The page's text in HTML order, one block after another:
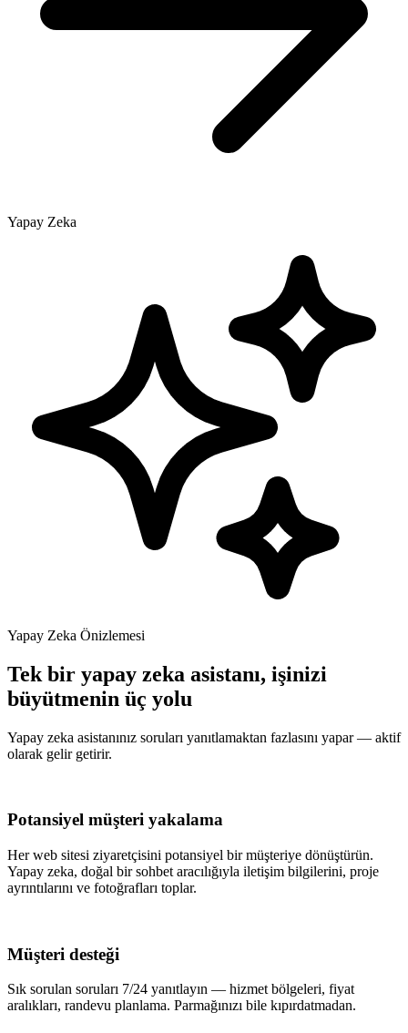
Yapay Zeka
Yapay Zeka Önizlemesi
Tek bir yapay zeka asistanı, işinizi
büyütmenin üç yolu
Yapay zeka asistanınız soruları yanıtlamaktan fazlasını yapar — aktif
olarak gelir getirir.
Potansiyel müşteri yakalama
Her web sitesi ziyaretçisini potansiyel bir müşteriye dönüştürün.
Yapay zeka, doğal bir sohbet aracılığıyla iletişim bilgilerini, proje
ayrıntılarını ve fotoğrafları toplar.
Müşteri desteği
Sık sorulan soruları 7/24 yanıtlayın — hizmet bölgeleri, fiyat
aralıkları, randevu planlama. Parmağınızı bile kıpırdatmadan.